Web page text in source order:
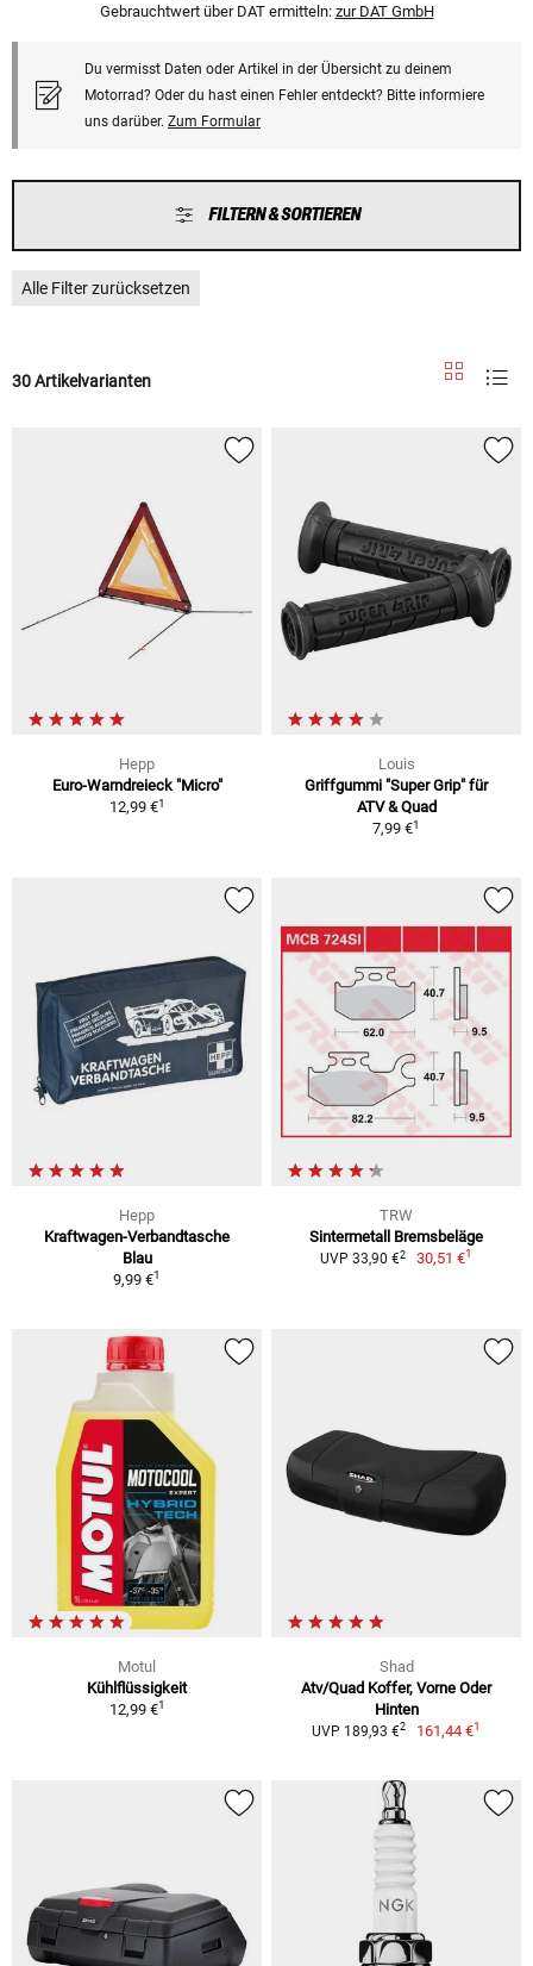
Gebrauchtwert über DAT ermitteln: zur DAT GmbH
Du vermisst Daten oder Artikel in der Übersicht zu deinem
Motorrad? Oder du hast einen Fehler entdeckt? Bitte informiere
uns darüber. Zum Formular
FILTERN & SORTIEREN
Alle Filter zurücksetzen
30 Artikelvarianten
Hepp
Euro-Warndreieck "Micro"
12,99 €1
Louis
Griffgummi "Super Grip" für
ATV & Quad
7,99 €1
Hepp
Kraftwagen-Verbandtasche
Blau
9,99 €1
TRW
Sintermetall Bremsbeläge
UVP 33,90 €2 30,51 €1
Motul
Kühlflüssigkeit
12,99 €1
Shad
Atv/Quad Koffer, Vorne Oder
Hinten
UVP 189,93 €2 161,44 €1